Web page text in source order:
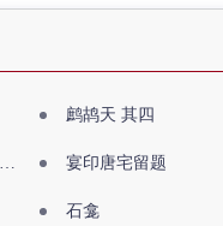
鹧鸪天 其四
宴印唐宅留题
石龛